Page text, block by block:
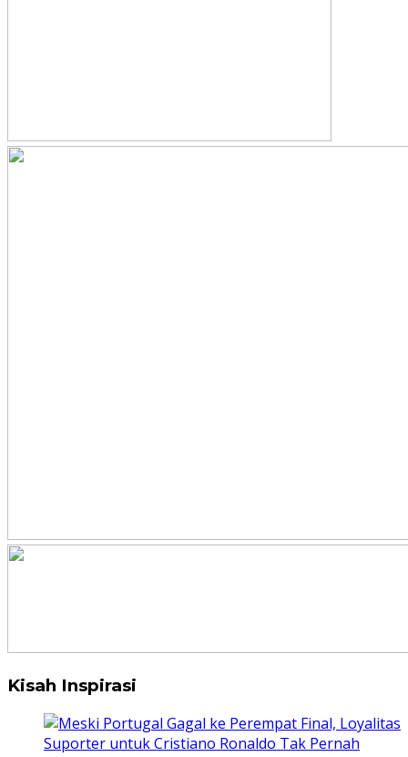
Kisah Inspirasi